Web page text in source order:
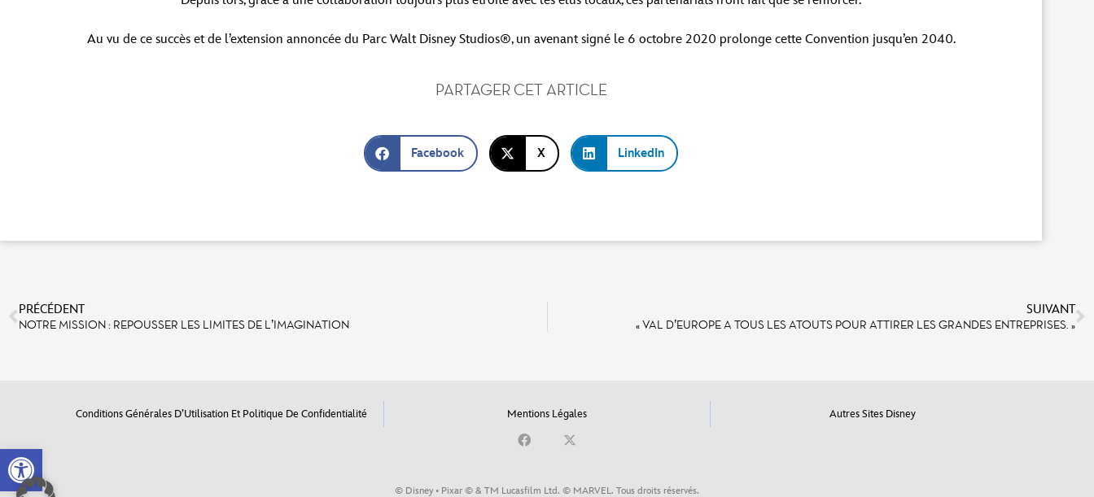
Open toolbar
Au vu de ce succès et de l’extension annoncée du Parc Walt Disney Studios®, un avenant signé le 6 octobre 2020 prolonge cette Convention jusqu’en 2040.
PARTAGER CET ARTICLE
Facebook X LinkedIn
PRÉCÉDENT
NOTRE MISSION : REPOUSSER LES LIMITES DE L’IMAGINATION
SUIVANT
« VAL D’EUROPE A TOUS LES ATOUTS POUR ATTIRER LES GRANDES ENTREPRISES. »
Conditions Générales D’Utilisation Et Politique De Confidentialité Mentions Légales Autres Sites Disney
© Disney • Pixar © & TM Lucasfilm Ltd. © MARVEL. Tous droits réservés.